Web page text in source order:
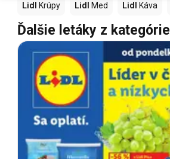
Lidl Krúpy Lidl Med Lidl Káva
Ďalšie letáky z kategórie